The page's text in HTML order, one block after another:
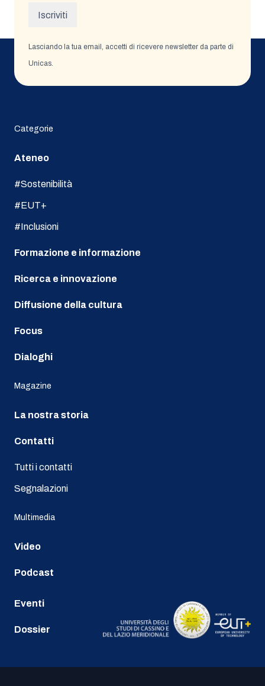
Iscriviti
Lasciando la tua email, accetti di ricevere newsletter da parte di
Unicas.
Categorie
Ateneo
#Sostenibilità
#EUT+
#Inclusioni
Formazione e informazione
Ricerca e innovazione
Diffusione della cultura
Focus
Dialoghi
Magazine
La nostra storia
Contatti
Tutti i contatti
Segnalazioni
Multimedia
Video
Podcast
Eventi
Dossier